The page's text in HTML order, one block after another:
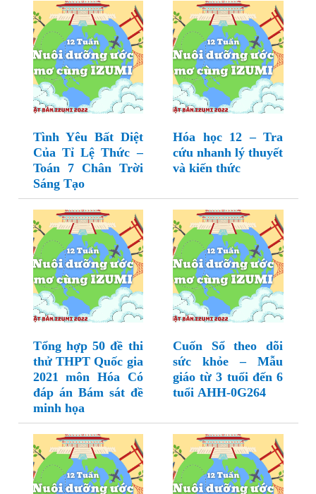
Tình Yêu Bất Diệt
Của Tỉ Lệ Thức –
Toán 7 Chân Trời
Sáng Tạo
Hóa học 12 – Tra
cứu nhanh lý thuyết
và kiến thức
Tổng hợp 50 đề thi
thử THPT Quốc gia
2021 môn Hóa Có
đáp án Bám sát đề
minh họa
Cuốn Sổ theo dõi
sức khỏe – Mẫu
giáo từ 3 tuổi đến 6
tuổi AHH-0G264